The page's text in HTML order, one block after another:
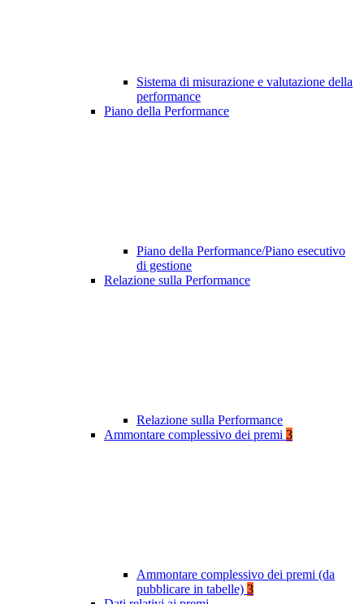
Sistema di misurazione e valutazione della
performance
Piano della Performance
Piano della Performance/Piano esecutivo
di gestione
Relazione sulla Performance
Relazione sulla Performance
Ammontare complessivo dei premi 3
Ammontare complessivo dei premi (da
pubblicare in tabelle) 3